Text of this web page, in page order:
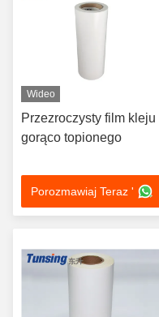
Wideo
Przezroczysty film kleju
gorąco topionego
Porozmawiaj Teraz '